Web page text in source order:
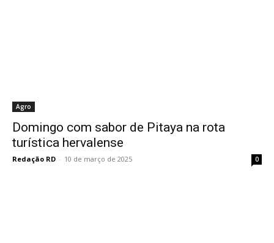
Agro
Domingo com sabor de Pitaya na rota
turística hervalense
Redação RD - 10 de março de 2025 0